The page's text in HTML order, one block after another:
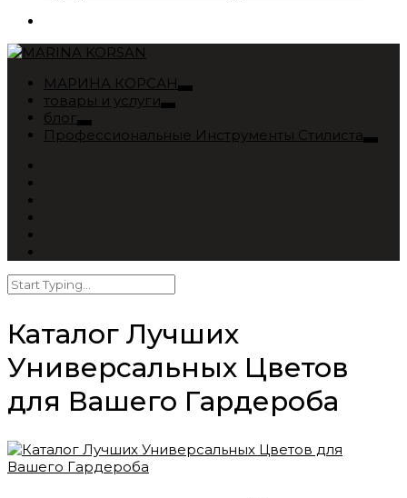
МАРИНА КОРСАН
товары и услуги
блог
Профессиональные Инструменты Стилиста
Каталог Лучших
Универсальных Цветов
для Вашего Гардероба